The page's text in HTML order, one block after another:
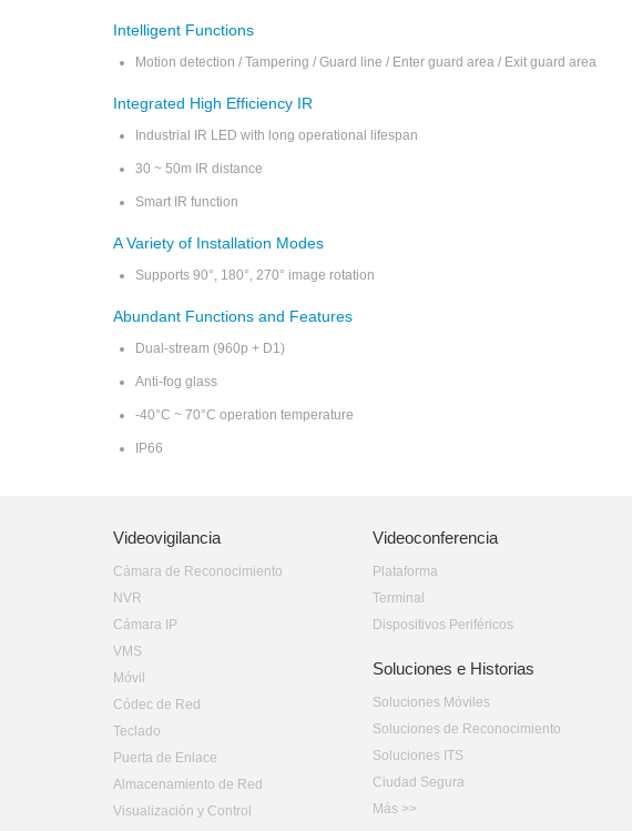
Intelligent Functions
Motion detection / Tampering / Guard line / Enter guard area / Exit guard area
Integrated High Efficiency IR
Industrial IR LED with long operational lifespan
30 ~ 50m IR distance
Smart IR function
A Variety of Installation Modes
Supports 90°, 180°, 270° image rotation
Abundant Functions and Features
Dual-stream (960p + D1)
Anti-fog glass
-40°C ~ 70°C operation temperature
IP66
Videovigilancia
Cámara de Reconocimiento
NVR
Cámara IP
VMS
Móvil
Códec de Red
Teclado
Puerta de Enlace
Almacenamiento de Red
Visualización y Control
Videoconferencia
Plataforma
Terminal
Dispositivos Periféricos
Soluciones e Historias
Soluciones Móviles
Soluciones de Reconocimiento
Soluciones ITS
Ciudad Segura
Más >>